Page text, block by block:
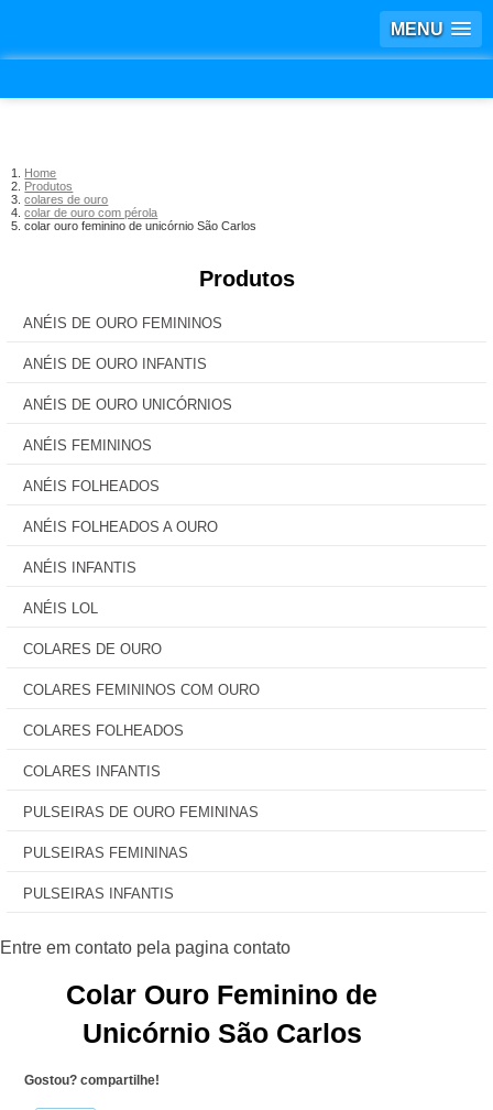
MENU
Home
Produtos
colares de ouro
colar de ouro com pérola
colar ouro feminino de unicórnio São Carlos
Produtos
ANÉIS DE OURO FEMININOS
ANÉIS DE OURO INFANTIS
ANÉIS DE OURO UNICÓRNIOS
ANÉIS FEMININOS
ANÉIS FOLHEADOS
ANÉIS FOLHEADOS A OURO
ANÉIS INFANTIS
ANÉIS LOL
COLARES DE OURO
COLARES FEMININOS COM OURO
COLARES FOLHEADOS
COLARES INFANTIS
PULSEIRAS DE OURO FEMININAS
PULSEIRAS FEMININAS
PULSEIRAS INFANTIS
Colar Ouro Feminino de
Unicórnio São Carlos
Gostou? compartilhe!